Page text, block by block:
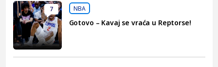
7 NBA
Gotovo – Kavaj se vraća u Reptorse!